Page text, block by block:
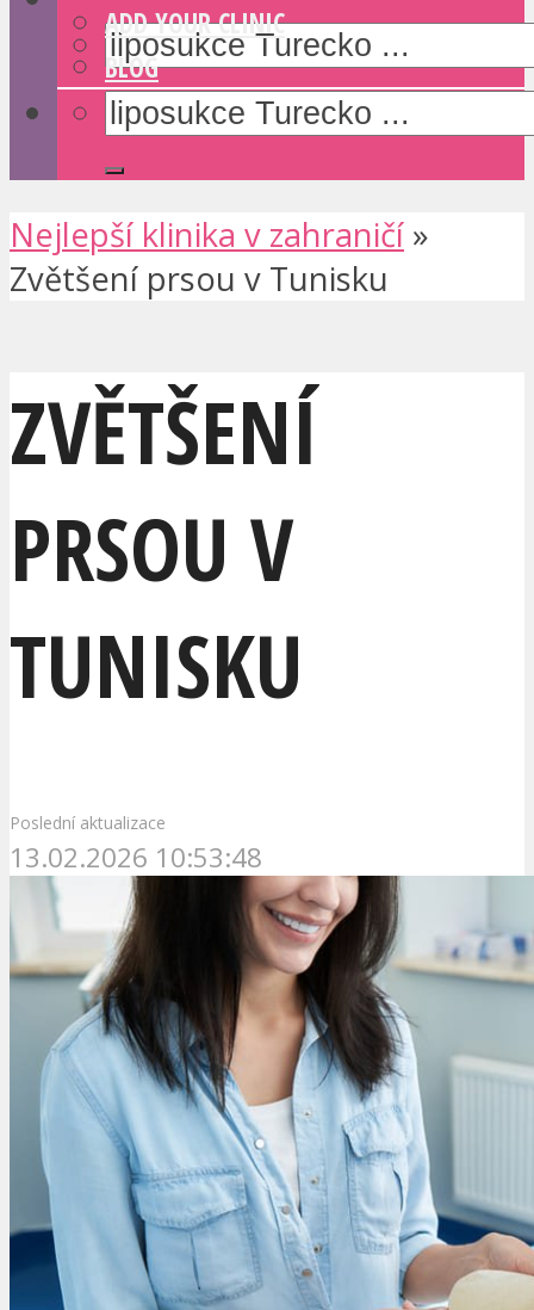
ADD YOUR CLINIC
BLOG
Nejlepší klinika v zahraničí »
Zvětšení prsou v Tunisku
ZVĚTŠENÍ
PRSOU V
TUNISKU
Poslední aktualizace
13.02.2026 10:53:48